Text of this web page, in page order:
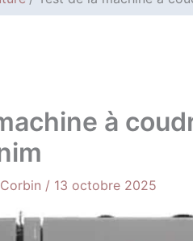
à
/ 13 octobre 2025